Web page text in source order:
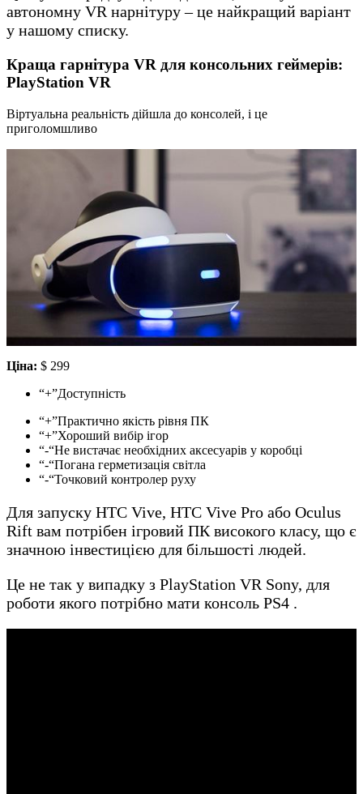
автономну VR нарнітуру – це найкращий варіант
у нашому списку.
Краща гарнітура VR для консольних геймерів:
PlayStation VR
Віртуальна реальність дійшла до консолей, і це
приголомшливо
Ціна: $ 299
“+”Доступність
“+”Практично якість рівня ПК
“+”Хороший вибір ігор
“-“Не вистачає необхідних аксесуарів у коробці
“-“Погана герметизація світла
“-“Точковий контролер руху
Для запуску HTC Vive, HTC Vive Pro або Oculus
Rift вам потрібен ігровий ПК високого класу, що є
значною інвестицією для більшості людей.
Це не так у випадку з PlayStation VR Sony, для
роботи якого потрібно мати консоль PS4 .